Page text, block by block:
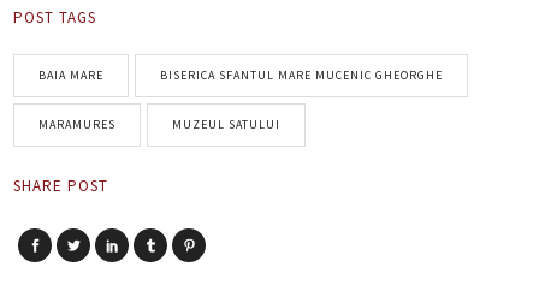
POST TAGS
BAIA MARE BISERICA SFANTUL MARE MUCENIC GHEORGHE
MARAMURES MUZEUL SATULUI
SHARE POST